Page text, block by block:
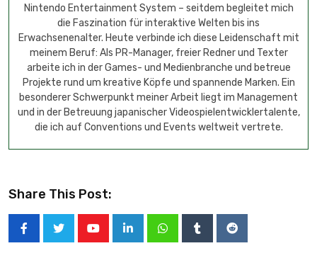
Nintendo Entertainment System – seitdem begleitet mich
die Faszination für interaktive Welten bis ins
Erwachsenenalter. Heute verbinde ich diese Leidenschaft mit
meinem Beruf: Als PR-Manager, freier Redner und Texter
arbeite ich in der Games- und Medienbranche und betreue
Projekte rund um kreative Köpfe und spannende Marken. Ein
besonderer Schwerpunkt meiner Arbeit liegt im Management
und in der Betreuung japanischer Videospielentwicklertalente,
die ich auf Conventions und Events weltweit vertrete.
Share This Post: